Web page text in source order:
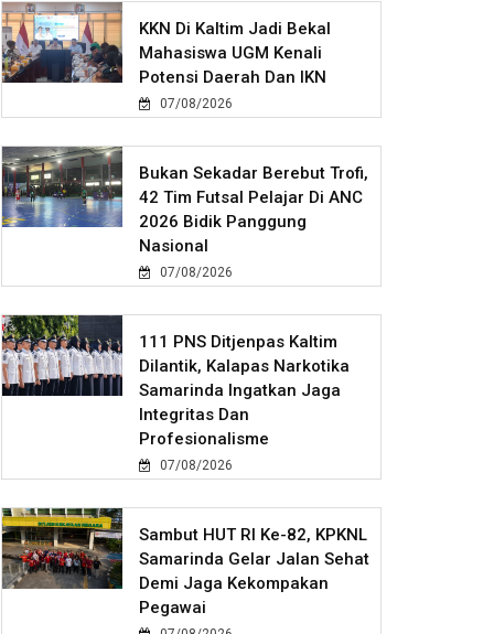
KKN Di Kaltim Jadi Bekal
Mahasiswa UGM Kenali
Potensi Daerah Dan IKN
07/08/2026
Bukan Sekadar Berebut Trofi,
42 Tim Futsal Pelajar Di ANC
2026 Bidik Panggung
Nasional
07/08/2026
111 PNS Ditjenpas Kaltim
Dilantik, Kalapas Narkotika
Samarinda Ingatkan Jaga
Integritas Dan
Profesionalisme
07/08/2026
Sambut HUT RI Ke-82, KPKNL
Samarinda Gelar Jalan Sehat
Demi Jaga Kekompakan
Pegawai